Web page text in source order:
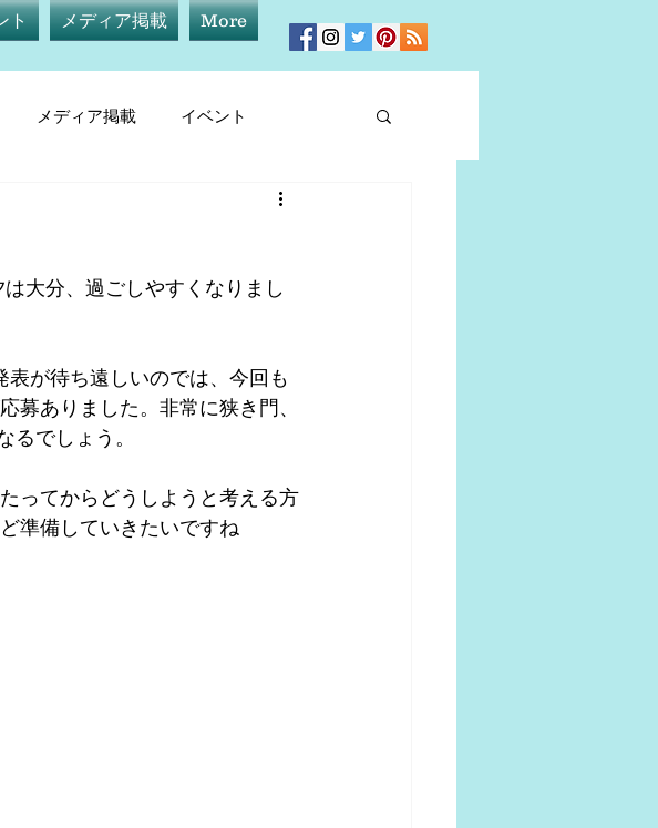
ト メディア掲載 More
メディア掲載 イベント
が待ち遠しいのでは、今回も
募ありました。非常に狭き門、
るでしょう。
ってからどうしようと考える方
準備していきたいですね